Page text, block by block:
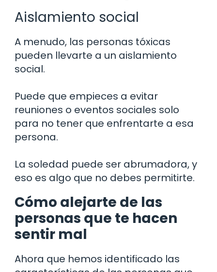
Aislamiento social
A menudo, las personas tóxicas
pueden llevarte a un aislamiento
social.
Puede que empieces a evitar
reuniones o eventos sociales solo
para no tener que enfrentarte a esa
persona.
La soledad puede ser abrumadora, y
eso es algo que no debes permitirte.
Cómo alejarte de las
personas que te hacen
sentir mal
Ahora que hemos identificado las